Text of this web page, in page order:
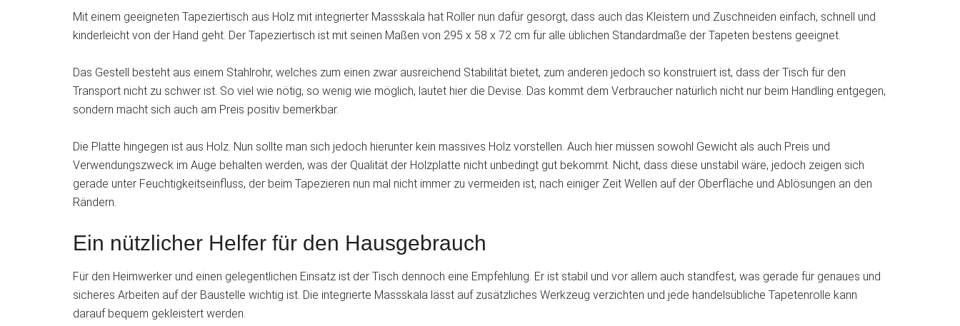
Mit einem geeigneten Tapeziertisch aus Holz mit integrierter Massskala hat Roller nun dafür gesorgt, dass auch das Kleistern und Zuschneiden einfach, schnell und
kinderleicht von der Hand geht. Der Tapeziertisch ist mit seinen Maßen von 295 x 58 x 72 cm für alle üblichen Standardmaße der Tapeten bestens geeignet.
Das Gestell besteht aus einem Stahlrohr, welches zum einen zwar ausreichend Stabilität bietet, zum anderen jedoch so konstruiert ist, dass der Tisch für den
Transport nicht zu schwer ist. So viel wie nötig, so wenig wie möglich, lautet hier die Devise. Das kommt dem Verbraucher natürlich nicht nur beim Handling entgegen,
sondern macht sich auch am Preis positiv bemerkbar.
Die Platte hingegen ist aus Holz. Nun sollte man sich jedoch hierunter kein massives Holz vorstellen. Auch hier müssen sowohl Gewicht als auch Preis und
Verwendungszweck im Auge behalten werden, was der Qualität der Holzplatte nicht unbedingt gut bekommt. Nicht, dass diese unstabil wäre, jedoch zeigen sich
gerade unter Feuchtigkeitseinfluss, der beim Tapezieren nun mal nicht immer zu vermeiden ist, nach einiger Zeit Wellen auf der Oberfläche und Ablösungen an den
Rändern.
Ein nützlicher Helfer für den Hausgebrauch
Für den Heimwerker und einen gelegentlichen Einsatz ist der Tisch dennoch eine Empfehlung. Er ist stabil und vor allem auch standfest, was gerade für genaues und
sicheres Arbeiten auf der Baustelle wichtig ist. Die integrierte Massskala lässt auf zusätzliches Werkzeug verzichten und jede handelsübliche Tapetenrolle kann
darauf bequem gekleistert werden.